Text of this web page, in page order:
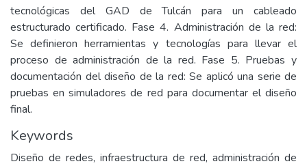
tecnológicas del GAD de Tulcán para un cableado
estructurado certificado. Fase 4. Administración de la red:
Se definieron herramientas y tecnologías para llevar el
proceso de administración de la red. Fase 5. Pruebas y
documentación del diseño de la red: Se aplicó una serie de
pruebas en simuladores de red para documentar el diseño
final.
Keywords
Diseño de redes, infraestructura de red, administración de